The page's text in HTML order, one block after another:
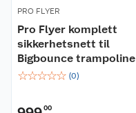
PRO FLYER
Pro Flyer komplett
sikkerhetsnett til
Bigbounce trampoline
☆☆☆☆☆ (0)
00